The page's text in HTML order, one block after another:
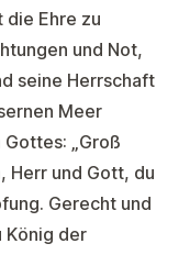
die Ehre zu
und Not,
seine Herrschaft
Meer
„Groß
Herr und Gott, du
Gerecht und
König der